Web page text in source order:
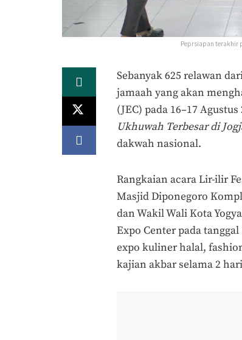
Peprsiapan terakhir
Sebanyak 625 relawan
jamaah yang akan
(JEC) pada 16–17
Ukhuwah Terbesar di
dakwah nasional.
Rangkaian acara Lir-ilir
Masjid Diponegoro
dan Wakil Wali Kota
Expo Center pada
expo kuliner halal,
kajian akbar selama 2